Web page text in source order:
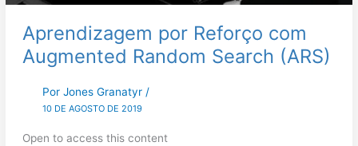
Aprendizagem por Reforço com
Augmented Random Search (ARS)
Por Jones Granatyr /
10 DE AGOSTO DE 2019
Open to access this content